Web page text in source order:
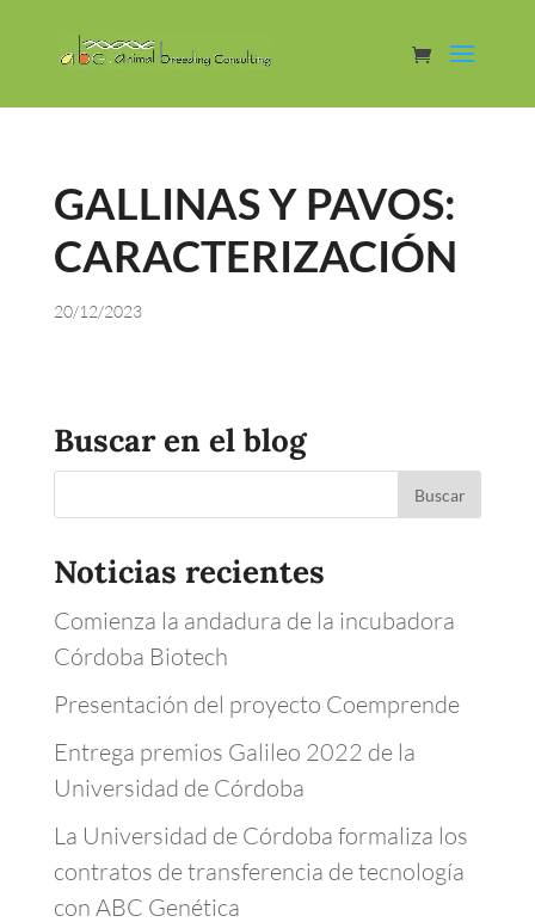
GALLINAS Y PAVOS:
CARACTERIZACIÓN
20/12/2023
Buscar en el blog
Noticias recientes
Comienza la andadura de la incubadora
Córdoba Biotech
Presentación del proyecto Coemprende
Entrega premios Galileo 2022 de la
Universidad de Córdoba
La Universidad de Córdoba formaliza los
contratos de transferencia de tecnología
con ABC Genética